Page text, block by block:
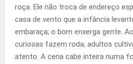
roça. Ele não troca de endereço
casa de vento que a infância
embaraça; o bom enxerga gente.
curiosas fazem roda; adultos
atento. A cena cabe inteira numa